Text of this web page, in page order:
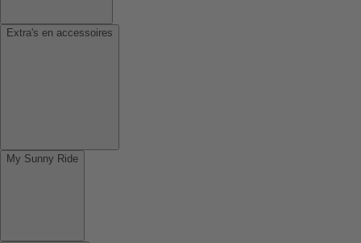
Extra's en accessoires
My Sunny Ride